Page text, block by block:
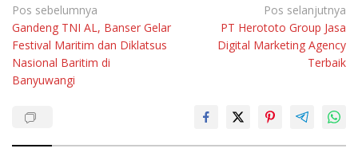
Navigasi
pos
Pos sebelumnya
Gandeng TNI AL, Banser Gelar
Festival Maritim dan Diklatsus
Nasional Baritim di
Banyuwangi
Pos selanjutnya
PT Herototo Group Jasa
Digital Marketing Agency
Terbaik